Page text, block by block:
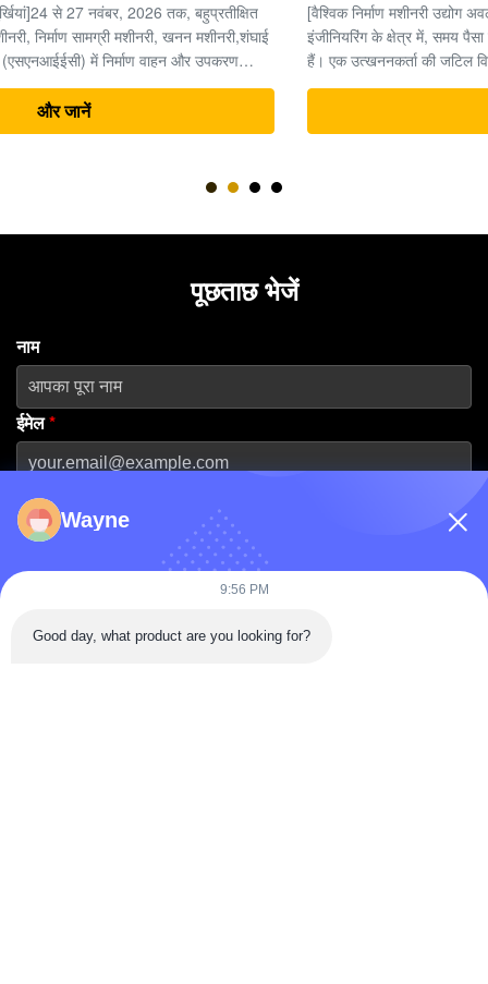
[वैश्विक निर्माण मशीनरी उद्योग अवलोकन] भारी मशीनरी और अर्थमूविंग
इंजीनियरिंग के क्षेत्र में, समय पैसा है, और उत्खननकर्ता पूरी परियोजना का "दिल"
हैं। एक उत्खननकर्ता की जटिल विद्युत प्रणाली के भीतर, अंतिम ड्राइव (ट्रैवल
मोटर और रेड्यूसर असेंबली) उच्च दबाव वाली हाइड्रोलिक ऊर्जा को यांत्रिक
ड्राइविंग बल ...
पूछताछ भेजें
नाम
ईमेल*
फ़ोन नंबर
कंपनी का नाम
Wayne
9:56 PM
Good day, what product are you looking for?